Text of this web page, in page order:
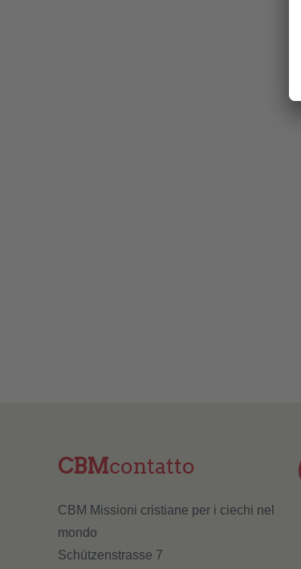
CBMcontatto
CBM Missioni cristiane per i ciechi nel
mondo
Schützenstrasse 7